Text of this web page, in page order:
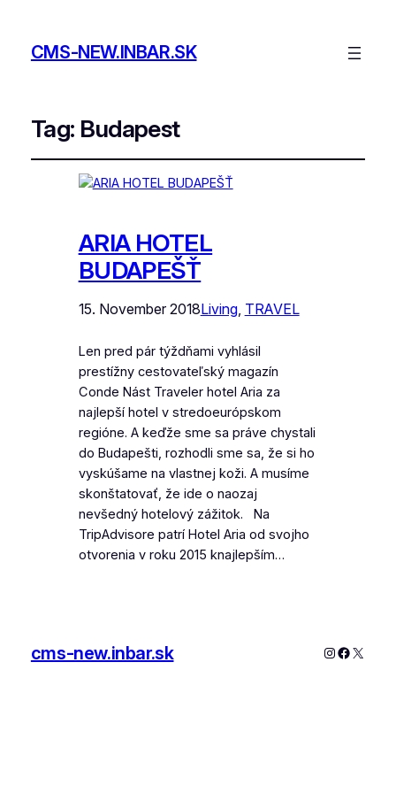
CMS-NEW.INBAR.SK
Tag: Budapest
ARIA HOTEL
BUDAPEŠŤ
15. November 2018Living, TRAVEL
Len pred pár týždňami vyhlásil
prestížny cestovateľský magazín
Conde Nást Traveler hotel Aria za
najlepší hotel v stredoeurópskom
regióne. A keďže sme sa práve chystali
do Budapešti, rozhodli sme sa, že si ho
vyskúšame na vlastnej koži. A musíme
skonštatovať, že ide o naozaj
nevšedný hotelový zážitok. Na
TripAdvisore patrí Hotel Aria od svojho
otvorenia v roku 2015 knajlepším…
cms-new.inbar.sk Instagram
X